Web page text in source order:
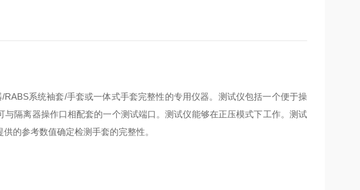
RABS系统袖套/手套或一体式手套完整性的专用仪器。测试仪包括一个便于操
隔离器操作口相配套的一个测试端口。测试仪能够在正压模式下工作。测试
的参考数值确定检测手套的完整性。